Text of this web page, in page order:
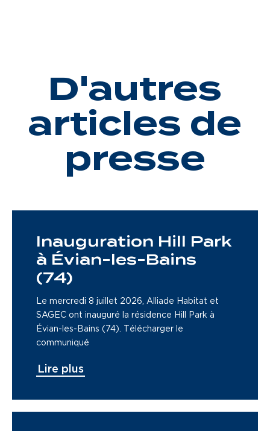
D'autres
articles de
presse
Inauguration Hill Park
à Évian-les-Bains
(74)
Le mercredi 8 juillet 2026, Alliade Habitat et
SAGEC ont inauguré la résidence Hill Park à
Évian-les-Bains (74). Télécharger le
communiqué
Lire plus